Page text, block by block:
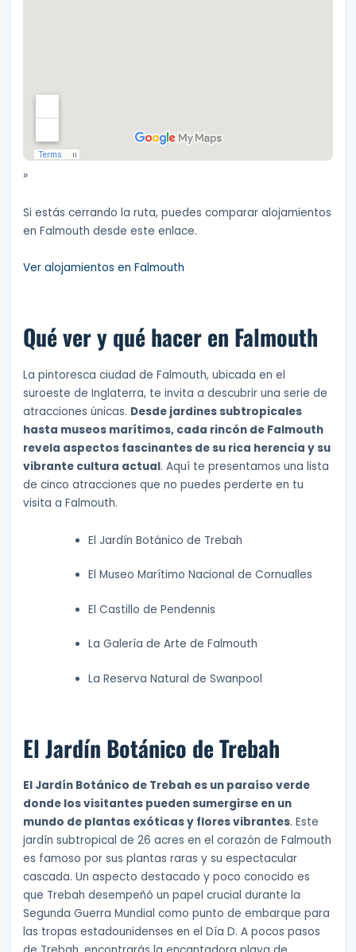
»
Si estás cerrando la ruta, puedes comparar alojamientos
en Falmouth desde este enlace.
Ver alojamientos en Falmouth
Qué ver y qué hacer en Falmouth
La pintoresca ciudad de Falmouth, ubicada en el
suroeste de Inglaterra, te invita a descubrir una serie de
atracciones únicas. Desde jardines subtropicales
hasta museos marítimos, cada rincón de Falmouth
revela aspectos fascinantes de su rica herencia y su
vibrante cultura actual. Aquí te presentamos una lista
de cinco atracciones que no puedes perderte en tu
visita a Falmouth.
El Jardín Botánico de Trebah
El Museo Marítimo Nacional de Cornualles
El Castillo de Pendennis
La Galería de Arte de Falmouth
La Reserva Natural de Swanpool
El Jardín Botánico de Trebah
El Jardín Botánico de Trebah es un paraíso verde
donde los visitantes pueden sumergirse en un
mundo de plantas exóticas y flores vibrantes. Este
jardín subtropical de 26 acres en el corazón de Falmouth
es famoso por sus plantas raras y su espectacular
cascada. Un aspecto destacado y poco conocido es
que Trebah desempeñó un papel crucial durante la
Segunda Guerra Mundial como punto de embarque para
las tropas estadounidenses en el Día D. A pocos pasos